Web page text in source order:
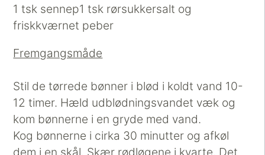
1 tsk sennep1 tsk rørsukkersalt og
friskkværnet peber
Fremgangsmåde
Stil de tørrede bønner i blød i koldt vand 10-
12 timer. Hæld udblødningsvandet væk og
kom bønnerne i en gryde med vand.
Kog bønnerne i cirka 30 minutter og afkøl
dem i en skål. Skær rødløgene i kvarte. Det